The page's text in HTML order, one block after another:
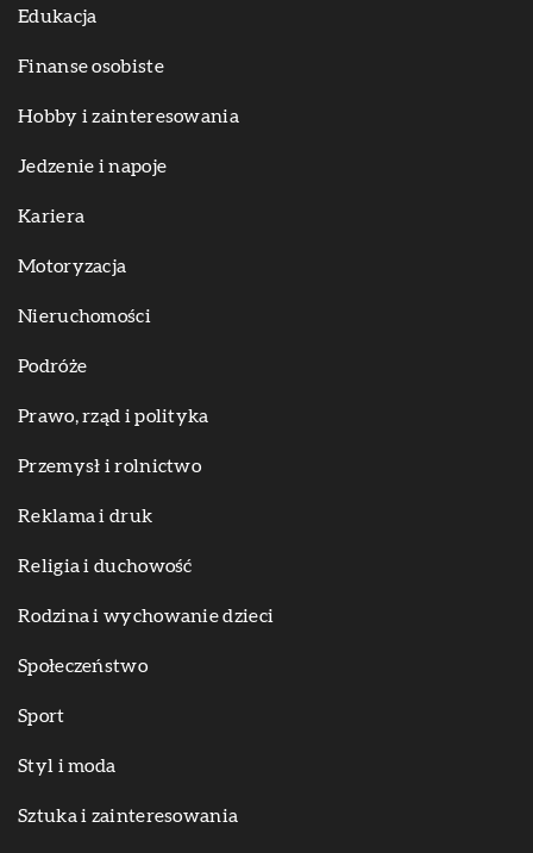
Edukacja
Finanse osobiste
Hobby i zainteresowania
Jedzenie i napoje
Kariera
Motoryzacja
Nieruchomości
Podróże
Prawo, rząd i polityka
Przemysł i rolnictwo
Reklama i druk
Religia i duchowość
Rodzina i wychowanie dzieci
Społeczeństwo
Sport
Styl i moda
Sztuka i zainteresowania